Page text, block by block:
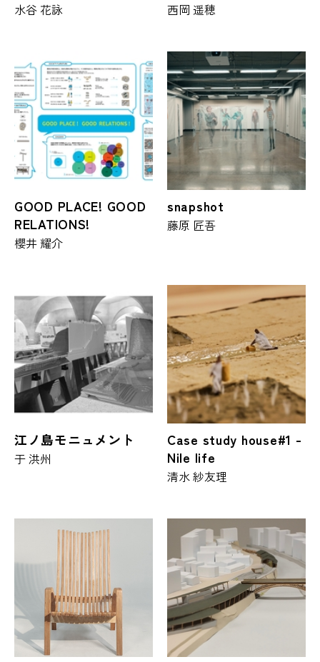
水谷 花詠 西岡 遥穂
GOOD PLACE! GOOD
RELATIONS!
櫻井 耀介
snapshot
藤原 匠吾
江ノ島モニュメント
于 洪州
Case study house#1 -
Nile life
清水 紗友理